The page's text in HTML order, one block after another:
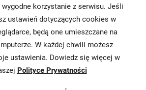
Karty
charakterystyki
Butelkomaty
korzystanie z serwisu. Jeśli
ustawień dotyczących cookies w
będą one umieszczane na
W każdej chwili możesz
ustawienia. Dowiedz się więcej w
Polityce Prywatności